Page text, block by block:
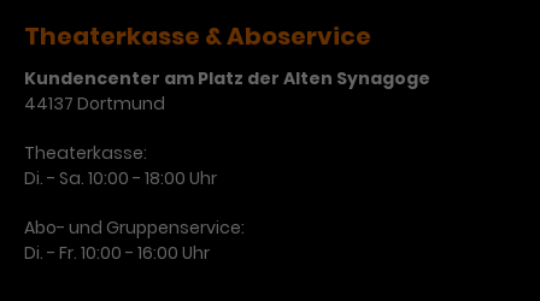
verschiedene Websites hinweg.
Theaterkasse & Aboservice
Kundencenter am Platz der Alten Synagoge
44137 Dortmund
Theaterkasse:
Di. - Sa. 10:00 - 18:00 Uhr
Abo- und Gruppenservice:
Di. - Fr. 10:00 - 16:00 Uhr